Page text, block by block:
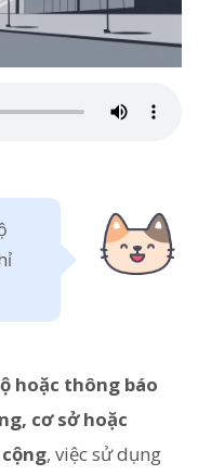
hoặc thông báo
cơ sở hoặc
, việc sử dụng